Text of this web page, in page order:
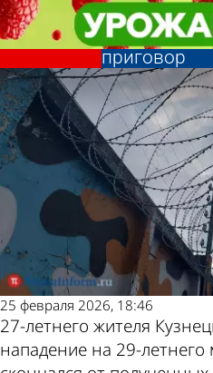
Разборки
исходом
приговор
Криминал
25 февраля 2026, 18:46
27-летнего жителя
нападение на 29-
Разборки
исходом
приговор
Криминал
Другие
по теме
Погода и
валют в